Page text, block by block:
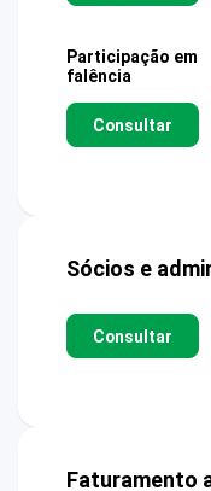
Participação em
falência
Consultar
Sócios e
Consultar
Faturamento